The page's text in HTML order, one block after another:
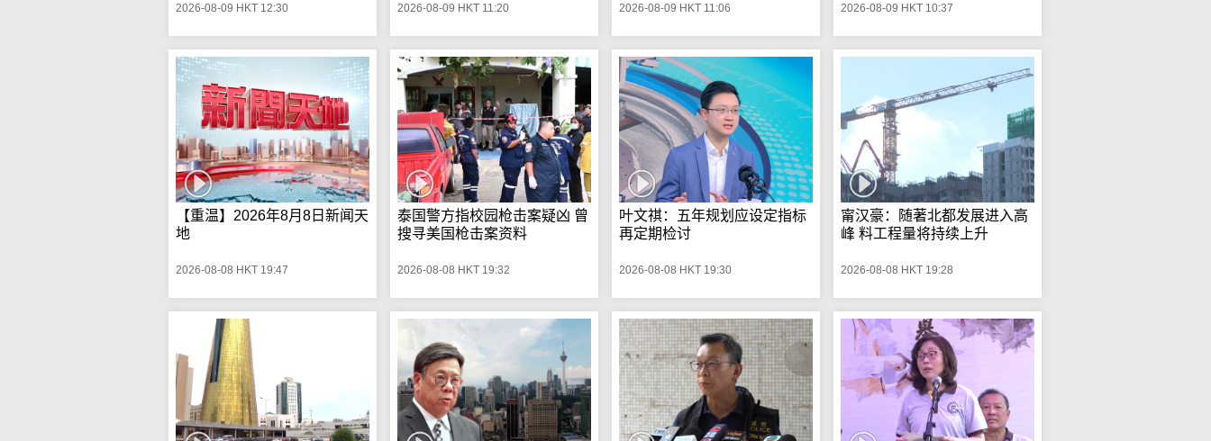
2026-08-09 HKT 12:30 2026-08-09 HKT 11:20 2026-08-09 HKT 11:06 2026-08-09 HKT 10:37
【重温】2026年8月8日新闻天
地
2026-08-08 HKT 19:47
泰国警方指校园枪击案疑凶 曾
搜寻美国枪击案资料
2026-08-08 HKT 19:32
叶文祺：五年规划应设定指标
再定期检讨
2026-08-08 HKT 19:30
甯汉豪：随著北都发展进入高
峰 料工程量将持续上升
2026-08-08 HKT 19:28